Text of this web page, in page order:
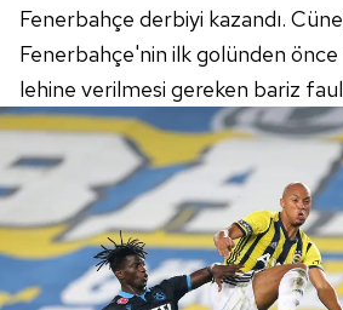
Fenerbahçe derbiyi kazandı.
Fenerbahçe'nin ilk golünden
lehine verilmesi gereken bariz